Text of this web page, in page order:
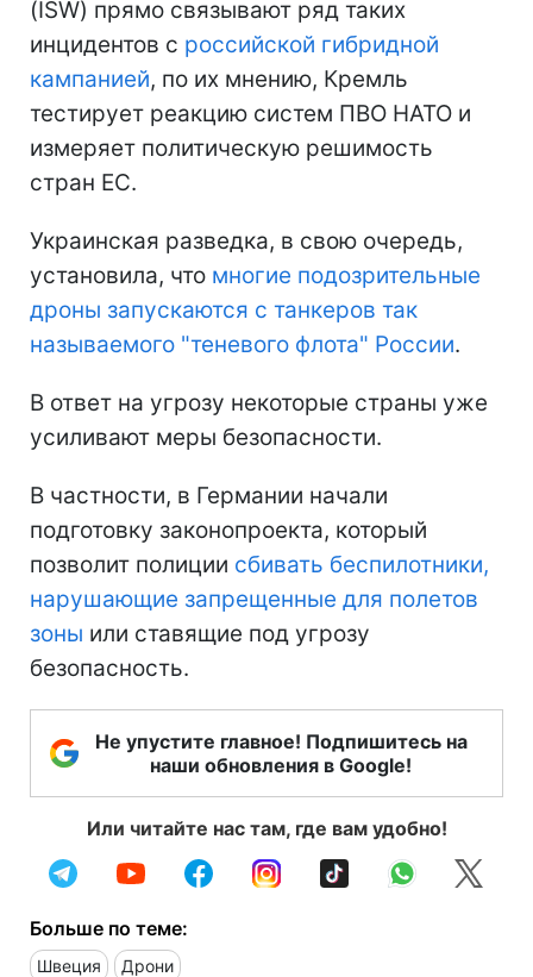
(ISW) прямо связывают ряд таких
инцидентов с российской гибридной
кампанией, по их мнению, Кремль
тестирует реакцию систем ПВО НАТО и
измеряет политическую решимость
стран ЕС.
Украинская разведка, в свою очередь,
установила, что многие подозрительные
дроны запускаются с танкеров так
называемого "теневого флота" России.
В ответ на угрозу некоторые страны уже
усиливают меры безопасности.
В частности, в Германии начали
подготовку законопроекта, который
позволит полиции сбивать беспилотники,
нарушающие запрещенные для полетов
зоны или ставящие под угрозу
безопасность.
Не упустите главное! Подпишитесь на
наши обновления в Google!
Или читайте нас там, где вам удобно!
Больше по теме:
Швеция Дрони